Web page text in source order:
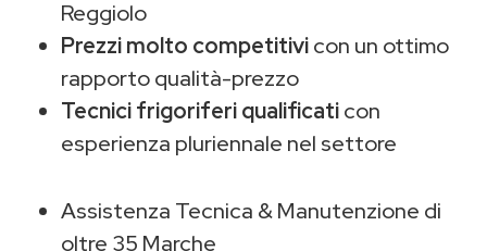
Reggiolo
Prezzi molto competitivicon un ottimo
rapporto qualità-prezzo
Tecnici frigoriferi qualificaticon
esperienza pluriennale nel settore
Assistenza Tecnica & Manutenzione di
oltre 35 Marche